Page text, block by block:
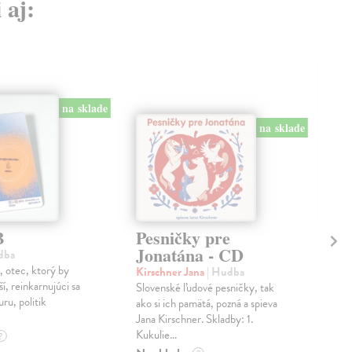
aj:
na sklade
otec, ktorý by
reinkarnujúci sa
politik
?
na sklade
Pesničky pre
Jonatána - CD
Kirschner Jana| Hudba
Slovenské ľudové pesničky, tak
ako si ich pamätá, pozná a spieva
Jana Kirschner. Skladby: 1.
Kukulie...